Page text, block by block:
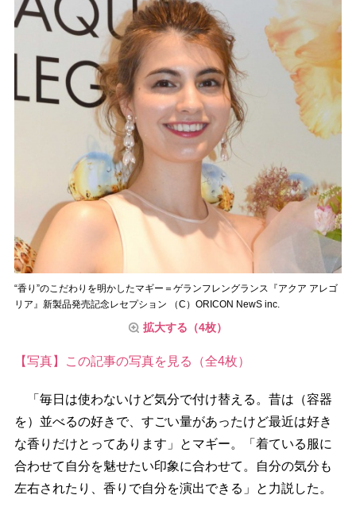
“香り”のこだわりを明かしたマギー＝ゲランフレングランス『アクア アレゴ
リア』新製品発売記念レセプション （C）ORICON NewS inc.
拡大する（4枚）
【写真】この記事の写真を見る（全4枚）
「毎日は使わないけど気分で付け替える。昔は（容器
を）並べるの好きで、すごい量があったけど最近は好き
な香りだけとってあります」とマギー。「着ている服に
合わせて自分を魅せたい印象に合わせて。自分の気分も
左右されたり、香りで自分を演出できる」と力説した。